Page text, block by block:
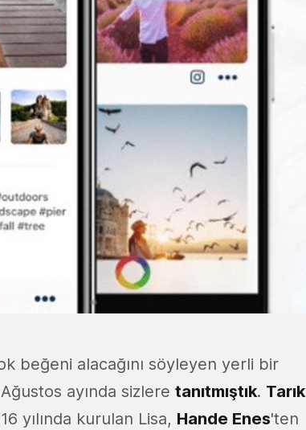
beğeni alacağını söyleyen yerli bir
ayında sizlere tanıtmıştık. Tarık
yılında kurulan Lisa, Hande Enes'ten